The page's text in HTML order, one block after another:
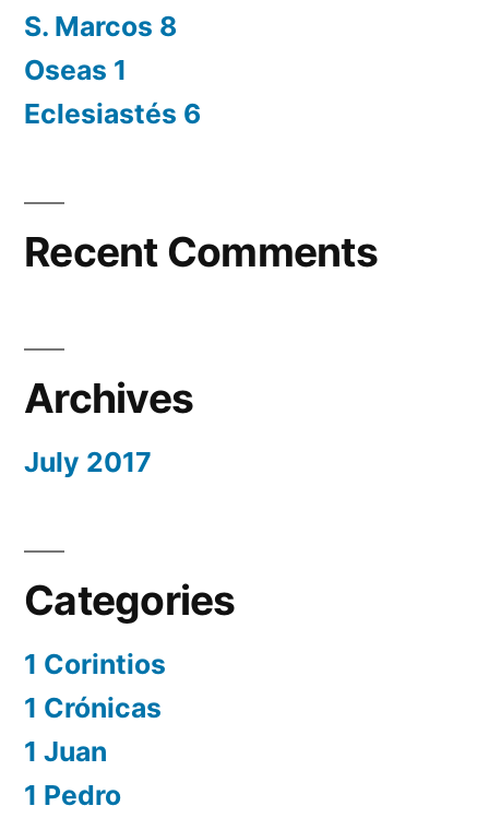
S. Marcos 8
Oseas 1
Eclesiastés 6
Recent Comments
Archives
July 2017
Categories
1 Corintios
1 Crónicas
1 Juan
1 Pedro